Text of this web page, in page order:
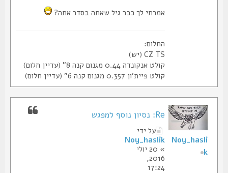
אמרתי לך כבר גיל שאתה בסדר אתה?
החלום:
CZ TS (יש)
קולט אנקונדה 0.44 מגנום קנה 8" (עדיין חלום)
קולט פיית'ון 0.357 מגנום קנה 6" (עדיין חלום)
Re: נסיון נוסף למפגש
על ידי
Noy_haslik
» 20 יולי
2016,
17:24
Noy_hasli